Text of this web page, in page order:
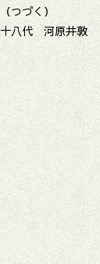
（つづく）
十八代 河原井敦